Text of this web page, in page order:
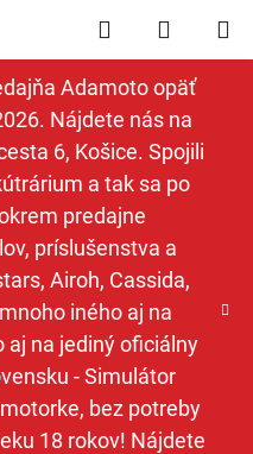
Adamoto opäť
Nájdete nás na
6, Košice. Spojili
a tak sa po
predajne
príslušenstva a
Airoh, Cassida,
iného aj na
aj na jediný oficiálny
- Simulátor
bez potreby
18 rokov! Nájdete
Hľadať
KOŠÍK